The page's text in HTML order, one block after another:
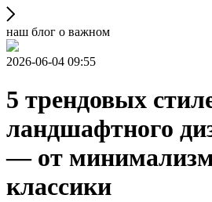
наш блог о важном
2026-06-04 09:55
5 трендовых
ландшафтного
— от
классики